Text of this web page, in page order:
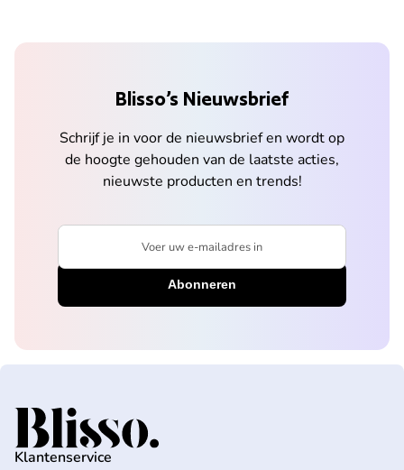
Blisso’s Nieuwsbrief
Schrijf je in voor de nieuwsbrief en wordt op
de hoogte gehouden van de laatste acties,
nieuwste producten en trends!
Voer uw e-mailadres in
Home
Klantenservice